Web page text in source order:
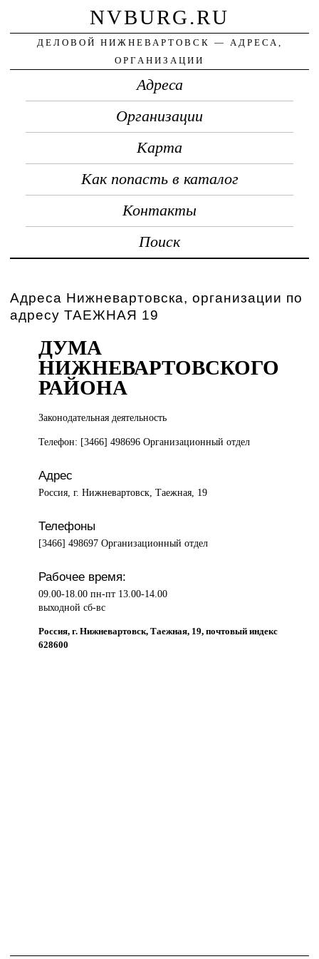
NVBURG.RU
ДЕЛОВОЙ НИЖНЕВАРТОВСК — АДРЕСА,
ОРГАНИЗАЦИИ
Адреса
Организации
Карта
Как попасть в каталог
Контакты
Поиск
Адреса Нижневартовска, организации по
адресу ТАЕЖНАЯ 19
ДУМА
НИЖНЕВАРТОВСКОГО
РАЙОНА
Законодательная деятельность
Телефон: [3466] 498696 Организационный отдел
Адрес
Россия, г. Нижневартовск, Таежная, 19
Телефоны
[3466] 498697 Организационный отдел
Рабочее время:
09.00-18.00 пн-пт 13.00-14.00
выходной сб-вс
Россия, г. Нижневартовск, Таежная, 19, почтовый индекс
628600